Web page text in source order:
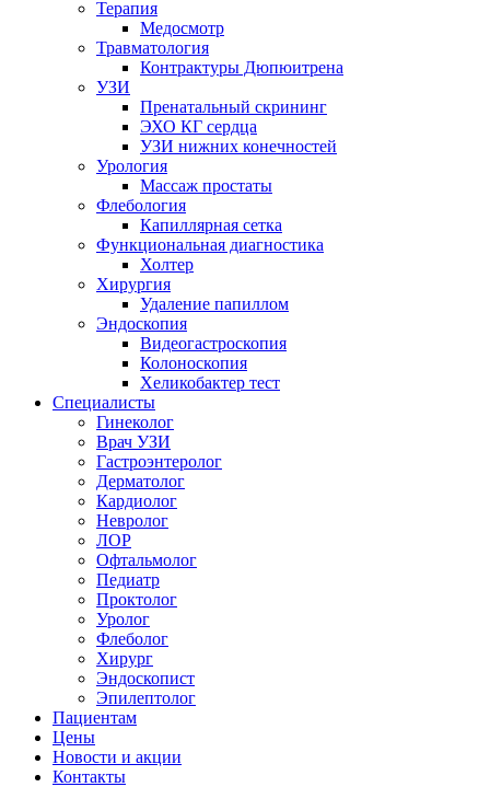
Терапия
Медосмотр
Травматология
Контрактуры Дюпюитрена
УЗИ
Пренатальный скрининг
ЭХО КГ сердца
УЗИ нижних конечностей
Урология
Массаж простаты
Флебология
Капиллярная сетка
Функциональная диагностика
Холтер
Хирургия
Удаление папиллом
Эндоскопия
Видеогастроскопия
Колоноскопия
Хеликобактер тест
Специалисты
Гинеколог
Врач УЗИ
Гастроэнтеролог
Дерматолог
Кардиолог
Невролог
ЛОР
Офтальмолог
Педиатр
Проктолог
Уролог
Флеболог
Хирург
Эндоскопист
Эпилептолог
Пациентам
Цены
Новости и акции
Контакты